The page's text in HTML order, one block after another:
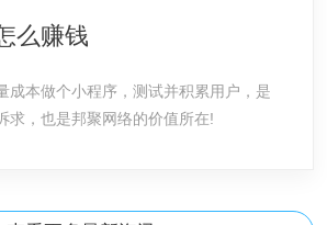
么赚钱
成本做个小程序，测试并积累用户，是
求，也是邦聚网络的价值所在!